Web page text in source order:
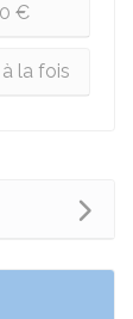
€
la fois